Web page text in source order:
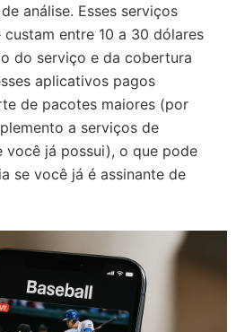
análise. Esses serviços
entre 10 a 30 dólares
do serviço e da cobertura
aplicativos pagos
de pacotes maiores (por
a serviços de
você já possui), o que pode
se você já é assinante de